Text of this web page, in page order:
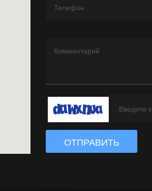
ОТПРАВИТЬ